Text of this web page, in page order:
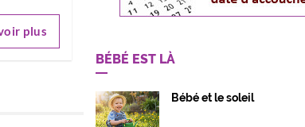
plus
BÉBÉ EST LÀ
Bébé et le soleil